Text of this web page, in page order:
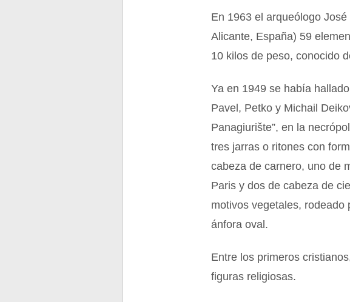
En 1963 el arqueólogo
Alicante, España) 59
10 kilos de peso, conocido
Ya en 1949 se había
Pavel, Petko y Michail
Panagiurište”, en la
tres jarras o ritones con
cabeza de carnero, uno de
Paris y dos de cabeza de
motivos vegetales,
ánfora oval.
Entre los primeros
figuras religiosas.